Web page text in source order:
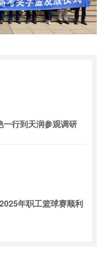
一行到天润参观调研
年职工篮球赛顺利